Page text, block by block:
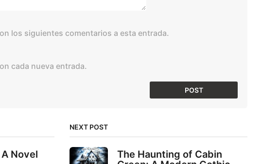
los siguientes comentarios a esta entrada.
cada nueva entrada.
Novel
NEXT POST
The Haunting of Cabin